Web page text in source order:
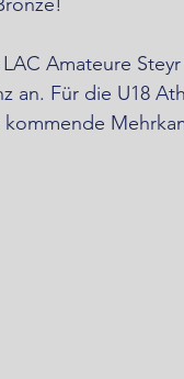
Amateure
an. Für die U18